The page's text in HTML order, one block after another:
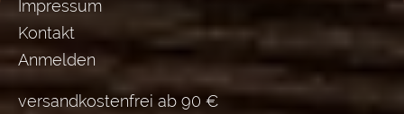
Impressum
Kontakt
Anmelden
versandkostenfrei ab 90 €